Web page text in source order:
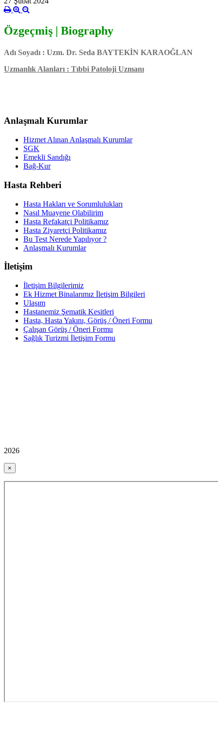
Özgeçmiş | Biography
Adı Soyadı : Uzm. Dr. Seda BAYTEKİN KARAOĞLAN
Uzmanlık Alanları : Tıbbi Patoloji Uzmanı
Anlaşmalı Kurumlar
Hizmet Alınan Anlaşmalı Kurumlar
SGK
Emekli Sandığı
Bağ-Kur
Hasta Rehberi
Hasta Hakları ve Sorumlulukları
Nasıl Muayene Olabilirim
Hasta Refakatçi Politikamız
Hasta Ziyaretçi Politikamız
Bu Test Nerede Yapılıyor ?
Anlaşmalı Kurumlar
İletişim
İletişim Bilgilerimiz
Ek Hizmet Binalarımız İletişim Bilgileri
Ulaşım
Hastanemiz Şematik Kesitleri
Hasta, Hasta Yakını, Görüş / Öneri Formu
Çalışan Görüş / Öneri Formu
Sağlık Turizmi İletişim Formu
2026
×